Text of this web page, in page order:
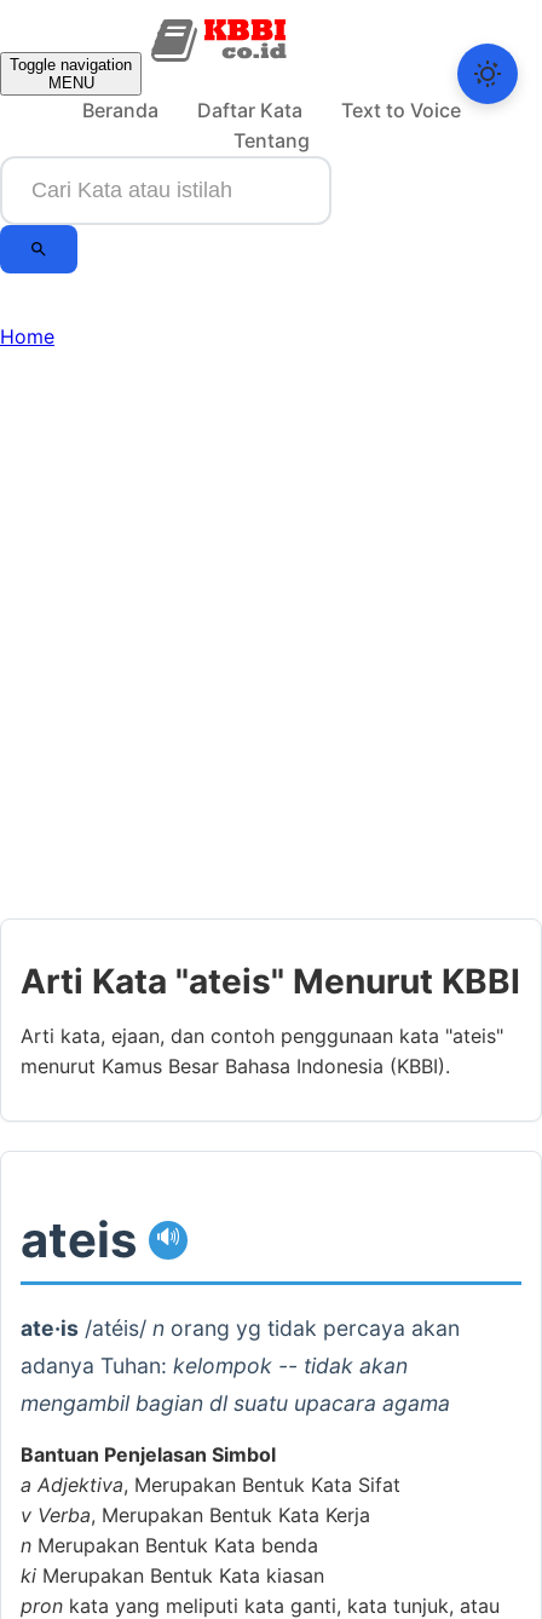
Toggle navigation
MENU
Beranda Daftar Kata
Text to Voice
Tentang
Home
Arti Kata "ateis" Menurut KBBI
Arti kata, ejaan, dan contoh penggunaan kata "ateis"
menurut Kamus Besar Bahasa Indonesia (KBBI).
ateis 🔊
ate·is /atéis/ n orang yg tidak percaya akan
adanya Tuhan: kelompok -- tidak akan
mengambil bagian dl suatu upacara agama
Bantuan Penjelasan Simbol
a Adjektiva, Merupakan Bentuk Kata Sifat
v Verba, Merupakan Bentuk Kata Kerja
n Merupakan Bentuk Kata benda
ki Merupakan Bentuk Kata kiasan
pron kata yang meliputi kata ganti, kata tunjuk, atau